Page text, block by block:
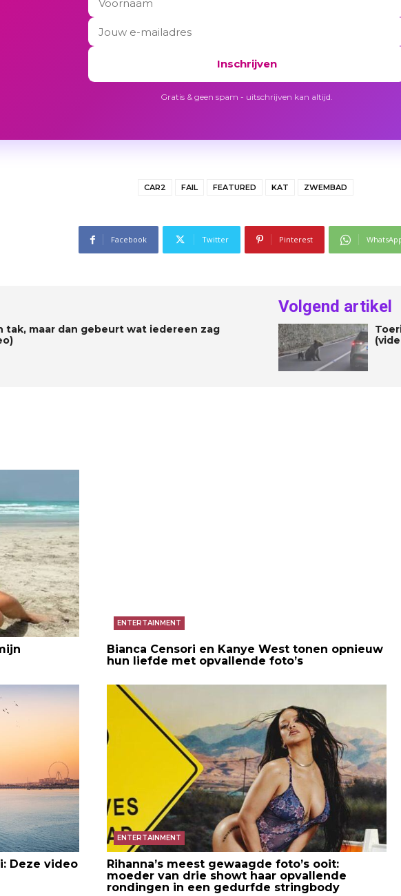
Inschrijven
Gratis & geen spam - uitschrijven kan altijd.
CAR2 FAIL FEATURED KAT ZWEMBAD
Facebook Twitter Pinterest
tak, maar dan gebeurt wat iedereen zag
Volgend artikel
ENTERTAINMENT
Bianca Censori en Kanye West tonen opnieuw
hun liefde met opvallende foto’s
Deze video
ENTERTAINMENT
Rihanna’s meest gewaagde foto’s ooit:
moeder van drie showt haar opvallende
rondingen in een gedurfde stringbody